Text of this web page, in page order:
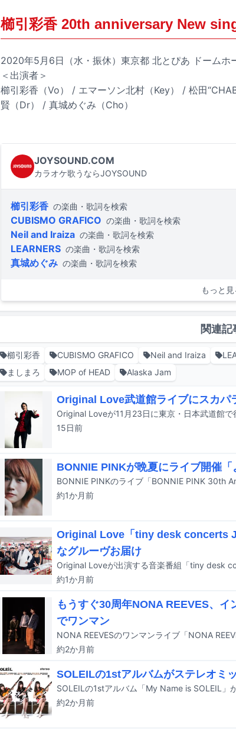
櫛引彩香 20th anniversary New
2020年5月6日（水・振休）東京都 北とぴあ ドームホ
＜出演者＞
櫛引彩香（Vo） / エマーソン北村（Key） / 松田
賢（Dr） / 真城めぐみ（Cho）
JOYSOUND.COM
カラオケ歌うならJOYSOUND
櫛引彩香 の楽曲・歌詞を検索
CUBISMO GRAFICO の楽曲・歌詞を検索
Neil and Iraiza の楽曲・歌詞を検索
LEARNERS の楽曲・歌詞を検索
真城めぐみ の楽曲・歌詞を検索
もっと見
関連記
櫛引彩香 CUBISMO GRAFICO Neil and Iraiza
ましまろ
MOP of HEAD Alaska Jam
Original Love武道館ライブにスカパ
15日前
BONNIE PINKが晩夏にライブ開催
約1か月前
Original Love「tiny desk concerts
なグルーヴお届け
約1か月前
もうすぐ30周年NONA REEVES、
でワンマン
約2か月前
SOLEILの1stアルバムがステレオミ
約2か月前